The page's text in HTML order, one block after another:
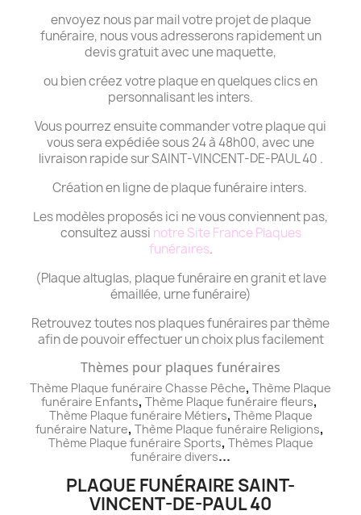
envoyez nous par mail votre projet de plaque
funéraire, nous vous adresserons rapidement un
devis gratuit avec une maquette,
ou bien créez votre plaque en quelques clics en
personnalisant les inters.
Vous pourrez ensuite commander votre plaque qui
vous sera expédiée sous 24 à 48h00, avec une
livraison rapide sur SAINT-VINCENT-DE-PAUL 40 .
Création en ligne de plaque funéraire inters.
Les modèles proposés ici ne vous conviennent pas,
consultez aussi notre Site France Plaques
funéraires.
(Plaque altuglas, plaque funéraire en granit et lave
émaillée, urne funéraire)
Retrouvez toutes nos plaques funéraires par thème
afin de pouvoir effectuer un choix plus facilement
Thèmes pour plaques funéraires
Thème Plaque funéraire Chasse Pêche, Thème Plaque
funéraire Enfants, Thème Plaque funéraire fleurs,
Thème Plaque funéraire Métiers, Thème Plaque
funéraire Nature, Thème Plaque funéraire Religions,
Thème Plaque funéraire Sports, Thèmes Plaque
funéraire divers...
PLAQUE FUNÉRAIRE SAINT-
VINCENT-DE-PAUL 40